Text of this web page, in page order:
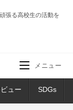
張る高校生の活動を
ュー SDGs
メニュー